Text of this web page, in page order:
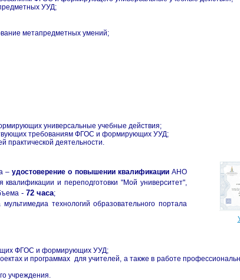
УУД;
метапредметных умений;
универсальные учебные действия;
требованиям ФГОС и формирующих УУД;
практической деятельности.
–удостоверение о повышении квалификации АНО
и переподготовки "Мой университет",
- 72 часа;
технологий образовательного портала
ФГОС и формирующих УУД;
и программах для учителей, а также в работе
учреждения.